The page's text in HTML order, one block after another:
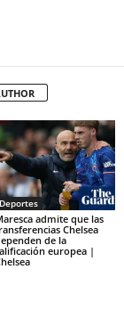
Deportes
admite que las
Chelsea
de la
europea |